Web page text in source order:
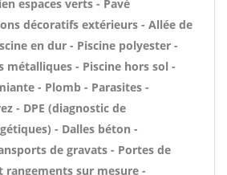
espaces verts - Pavé
décoratifs extérieurs - Allée de
en dur - Piscine polyester -
métalliques - Piscine hors sol -
- Plomb - Parasites -
- DPE (diagnostic de
- Dalles béton -
de gravats - Portes de
rangements sur mesure -